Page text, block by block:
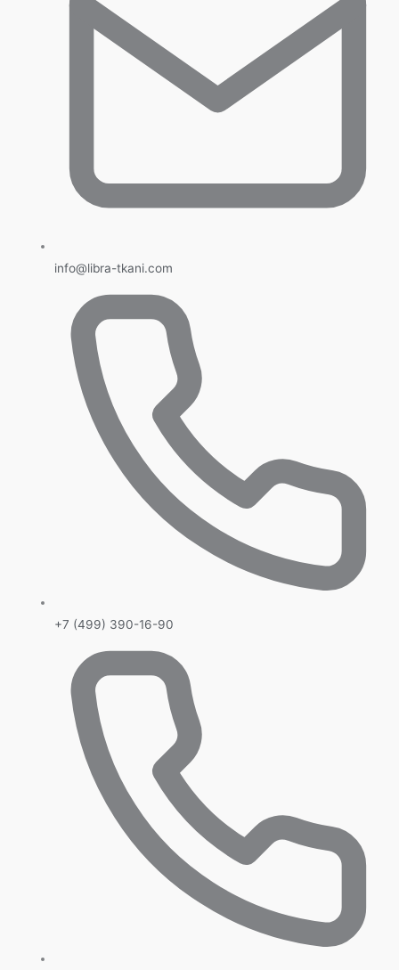
info@libra-tkani.com
+7 (499) 390-16-90